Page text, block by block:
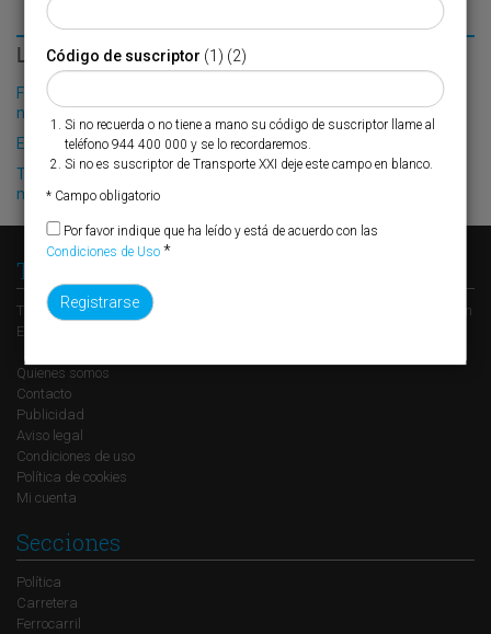
LO MÁS LEÍDO
Fribasa refuerza su logística con la puesta en marcha de una
nueva base en Vizcaya
El Puerto de Valencia crecerá en oferta ro-pax
TNT se adapta a la nueva normativa sobre distribución de
medicamentos
Transporte XXI
Transporte XXI es el periódico de referencia del transporte y la logística en
España, perteneciente al Grupo XXI de Comunicación Empresarial.
Quienes somos
Contacto
Publicidad
Aviso legal
Condiciones de uso
Política de cookies
Mi cuenta
Secciones
Política
Carretera
Ferrocarril
Código de suscriptor (1) (2)
Si no recuerda o no tiene a mano su código de suscriptor llame al
teléfono 944 400 000 y se lo recordaremos.
Si no es suscriptor de Transporte XXI deje este campo en blanco.
* Campo obligatorio
Por favor indique que ha leído y está de acuerdo con las
Condiciones de Uso *